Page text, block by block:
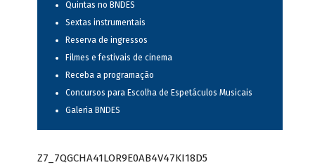
Quintas no BNDES
Sextas instrumentais
Reserva de ingressos
Filmes e festivais de cinema
Receba a programação
Concursos para Escolha de Espetáculos Musicais
Galeria BNDES
Z7_7QGCHA41LOR9E0AB4V47KI18D5